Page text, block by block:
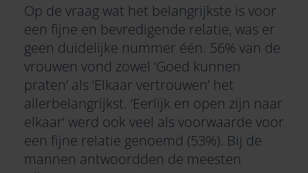
Op de vraag wat het belangrijkste is voor
een fijne en bevredigende relatie, was er
geen duidelijke nummer één. 56% van de
vrouwen vond zowel ‘Goed kunnen
praten’ als ‘Elkaar vertrouwen’ het
allerbelangrijkst. ‘Eerlijk en open zijn naar
elkaar’ werd ook veel als voorwaarde voor
een fijne relatie genoemd (53%). Bij de
mannen antwoordden de meesten